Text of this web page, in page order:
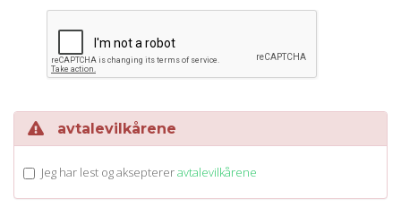
avtalevilkårene
Jeg har lest og akseptereravtalevilkårene